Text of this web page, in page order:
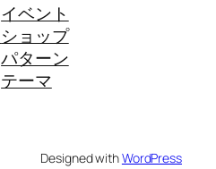
イベント
ショップ
パターン
テーマ
Designed withWordPress